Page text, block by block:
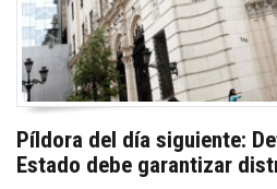
Píldora del día siguiente:
Estado debe garantizar